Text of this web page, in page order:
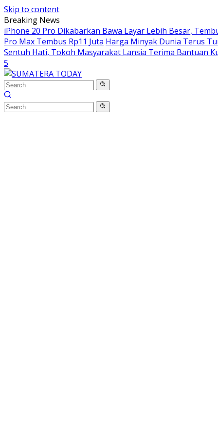
Skip to content
Breaking News
iPhone 20 Pro Dikabarkan Bawa Layar Lebih Besar,
Pro Max Tembus Rp11 Juta Harga Minyak Dunia Terus
Sentuh Hati, Tokoh Masyarakat Lansia Terima Bantuan
5